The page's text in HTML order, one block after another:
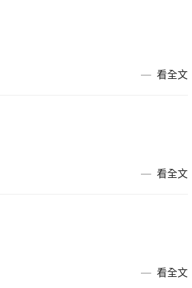
看全文
看全文
看全文